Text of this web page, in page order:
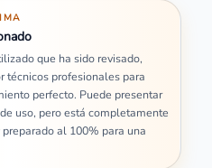
que ha sido revisado,
técnicos profesionales para
perfecto. Puede presentar
uso, pero está completamente
al 100% para una